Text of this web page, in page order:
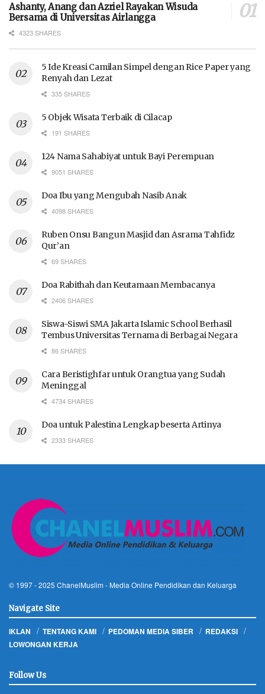
Ashanty, Anang dan Azriel Rayakan Wisuda
Bersama di Universitas Airlangga
4323 SHARES
5 Ide Kreasi Camilan Simpel dengan Rice Paper yang
Renyah dan Lezat
335 SHARES
5 Objek Wisata Terbaik di Cilacap
191 SHARES
124 Nama Sahabiyat untuk Bayi Perempuan
9051 SHARES
Doa Ibu yang Mengubah Nasib Anak
4098 SHARES
Ruben Onsu Bangun Masjid dan Asrama Tahfidz
Qur’an
69 SHARES
Doa Rabithah dan Keutamaan Membacanya
2406 SHARES
Siswa-Siswi SMA Jakarta Islamic School Berhasil
Tembus Universitas Ternama di Berbagai Negara
86 SHARES
Cara Beristighfar untuk Orangtua yang Sudah
Meninggal
4734 SHARES
Doa untuk Palestina Lengkap beserta Artinya
2333 SHARES
© 1997 - 2025 ChanelMuslim - Media Online Pendidikan dan Keluarga
Navigate Site
IKLAN TENTANG KAMI PEDOMAN MEDIA SIBER
REDAKSI
LOWONGAN KERJA
Follow Us